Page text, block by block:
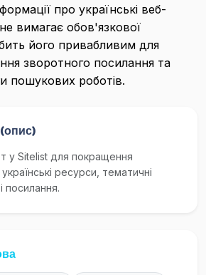
про українські веб-
вимагає обов'язкової
його привабливим для
зворотного посилання та
пошукових роботів.
у Sitelist для покращення
українські ресурси, тематичні
посилання.